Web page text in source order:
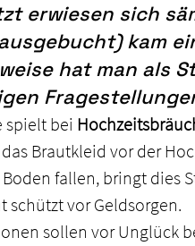
erwiesen sich
kam
hat man als
spielt bei
Brautkleid vor der
fallen, bringt dies
schützt vor Geldsorgen.
sollen vor Unglück